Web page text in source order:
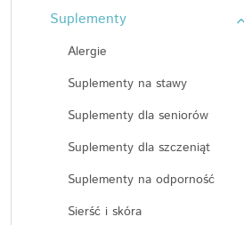
Suplementy
Alergie
Suplementy na stawy
Suplementy dla seniorów
Suplementy dla szczeniąt
Suplementy na odporność
Sierść i skóra